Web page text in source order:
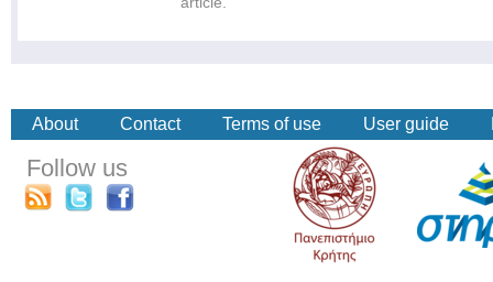
About Contact Terms of use User guide
Follow us